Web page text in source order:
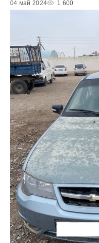
04 май 2024 1 600